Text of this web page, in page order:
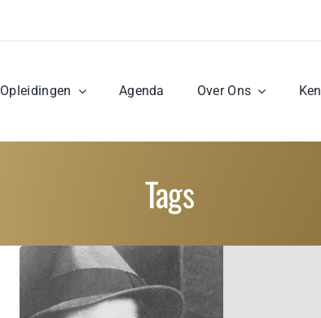
Opleidingen Agenda Over Ons
Tags